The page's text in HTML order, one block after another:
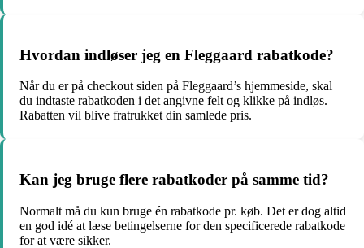
Hvordan indløser jeg en Fleggaard rabatkode?
Når du er på checkout siden på Fleggaard’s hjemmeside, skal
du indtaste rabatkoden i det angivne felt og klikke på indløs.
Rabatten vil blive fratrukket din samlede pris.
Kan jeg bruge flere rabatkoder på samme tid?
Normalt må du kun bruge én rabatkode pr. køb. Det er dog altid
en god idé at læse betingelserne for den specificerede rabatkode
for at være sikker.